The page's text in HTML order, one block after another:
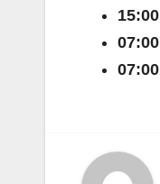
15:00
07:00
07:00